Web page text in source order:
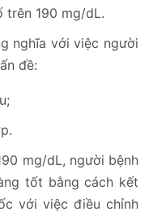
trên 190 mg/dL.
nghĩa với việc người
đề:
mg/dL, người bệnh
tốt bằng cách kết
với việc điều chỉnh